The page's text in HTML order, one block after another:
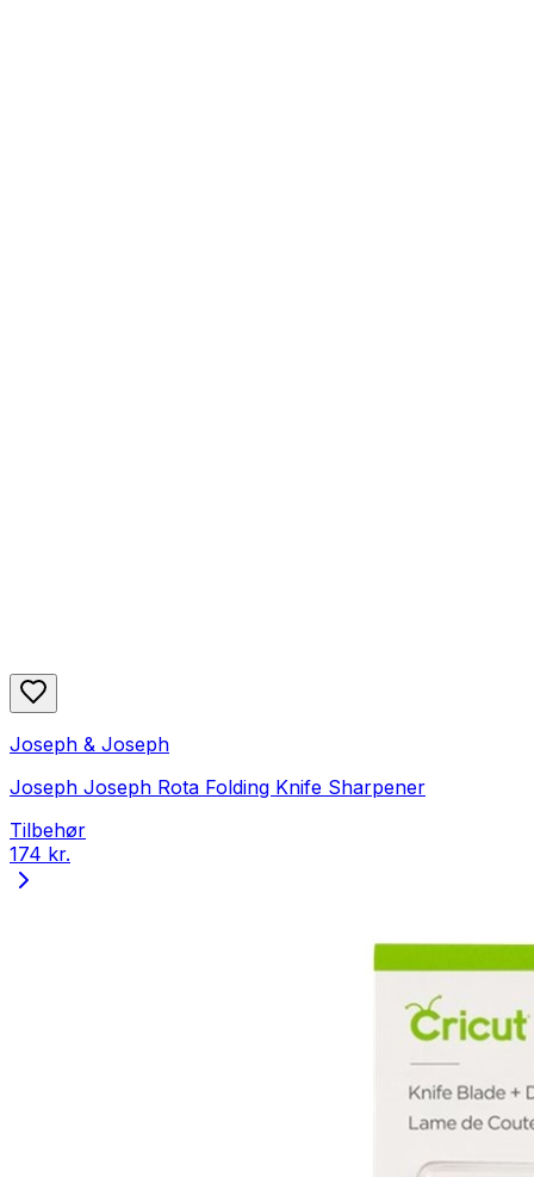
Joseph & Joseph
Joseph Joseph Rota Folding Knife Sharpener
Tilbehør
174 kr.